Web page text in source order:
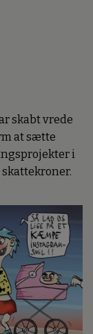
skabt vrede
at sætte
i